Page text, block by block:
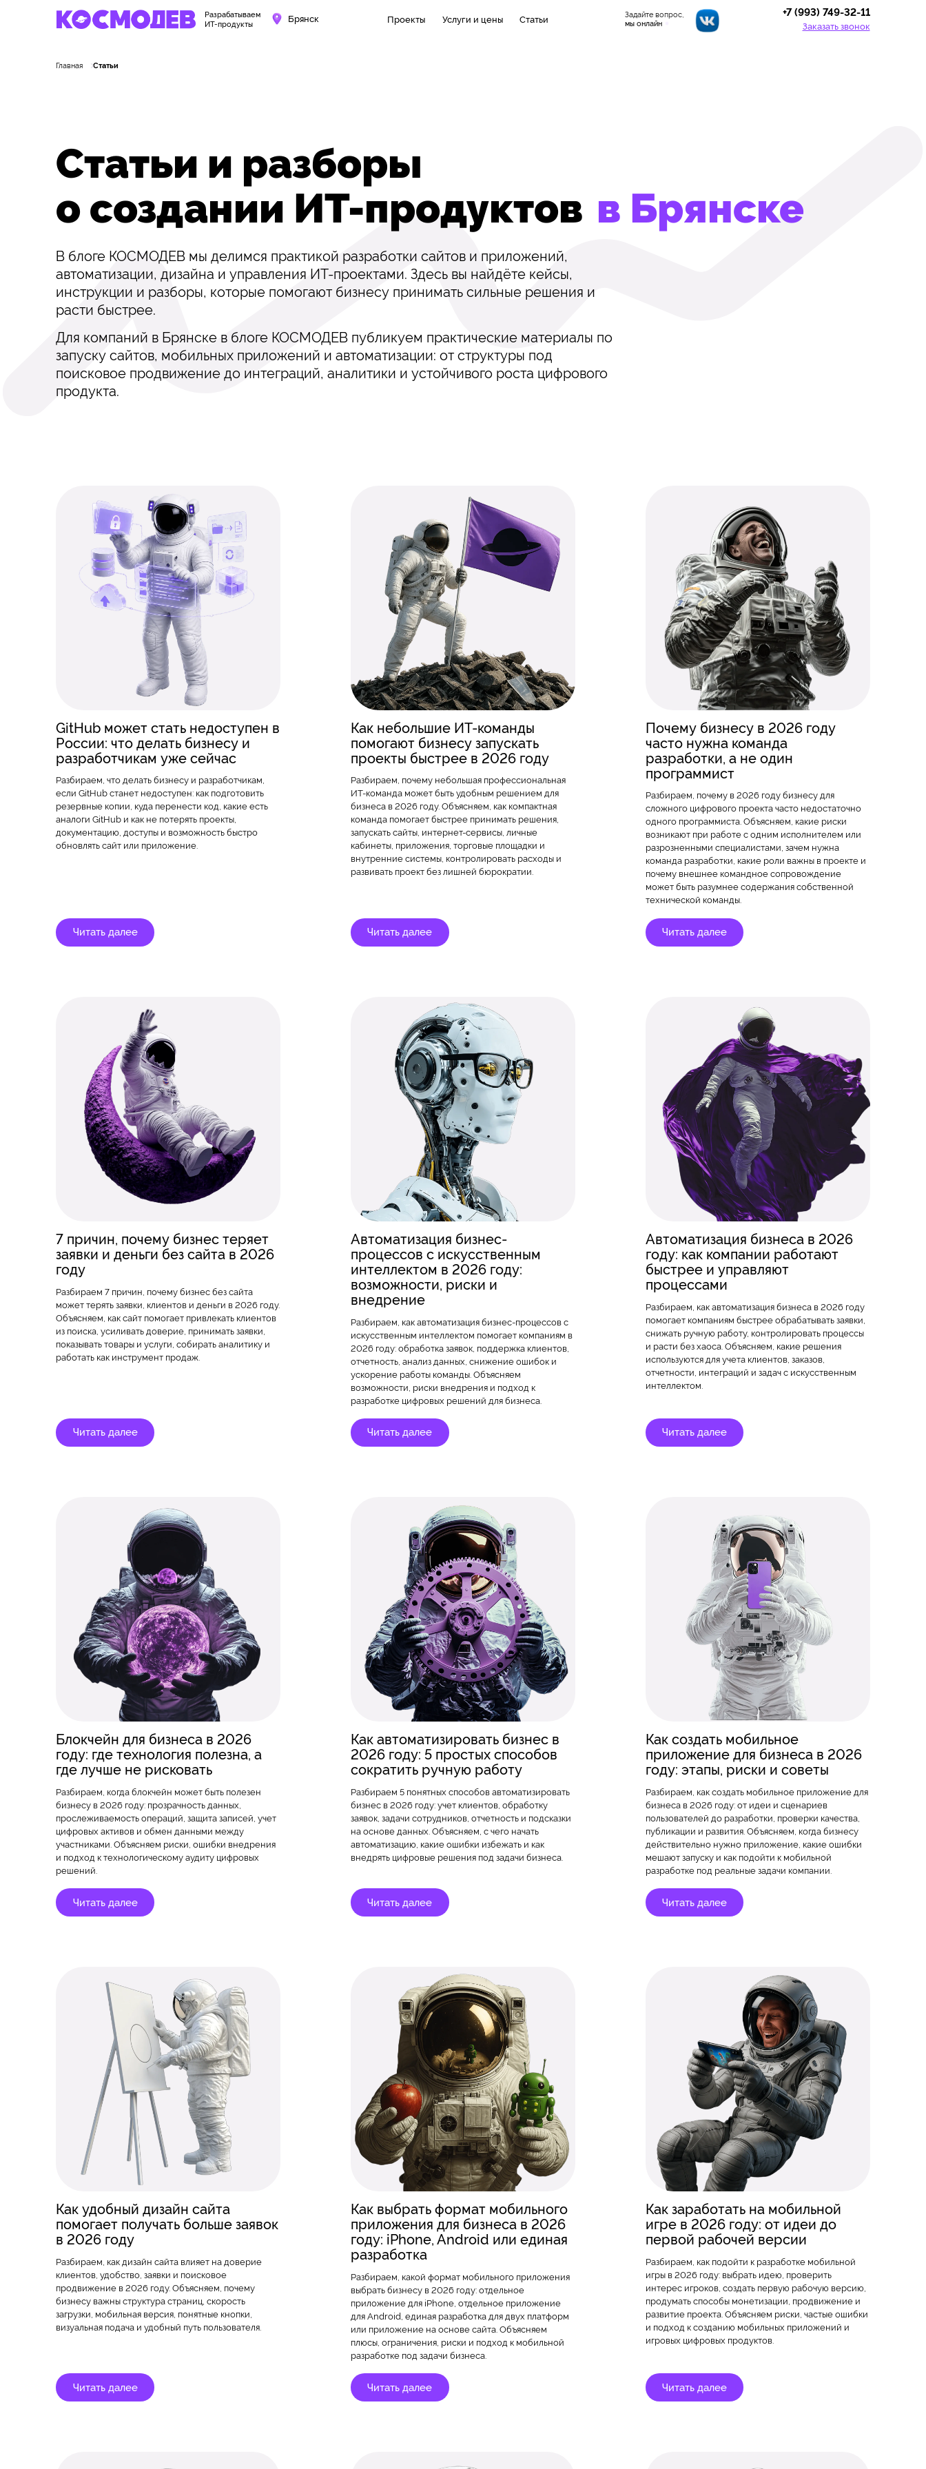
Разрабатываем
ИТ-продукты
Брянск Проекты Услуги и цены Статьи
+7 (993) 749-32-11
Заказать звонок
Задайте вопрос,
мы онлайн
Главная Статьи
Статьи и разборы
о создании ИТ-продуктов в Брянске
В блоге КОСМОДЕВ мы делимся практикой разработки сайтов и приложений,
автоматизации, дизайна и управления ИТ-проектами. Здесь вы найдёте кейсы,
инструкции и разборы, которые помогают бизнесу принимать сильные решения и
расти быстрее.
Для компаний в Брянске в блоге КОСМОДЕВ публикуем практические материалы по
запуску сайтов, мобильных приложений и автоматизации: от структуры под
поисковое продвижение до интеграций, аналитики и устойчивого роста цифрового
продукта.
GitHub может стать недоступен в
России: что делать бизнесу и
разработчикам уже сейчас
Разбираем, что делать бизнесу и разработчикам,
если GitHub станет недоступен: как подготовить
резервные копии, куда перенести код, какие есть
аналоги GitHub и как не потерять проекты,
документацию, доступы и возможность быстро
обновлять сайт или приложение.
Читать далее
Как небольшие ИТ-команды
помогают бизнесу запускать
проекты быстрее в 2026 году
Разбираем, почему небольшая профессиональная
ИТ-команда может быть удобным решением для
бизнеса в 2026 году. Объясняем, как компактная
команда помогает быстрее принимать решения,
запускать сайты, интернет-сервисы, личные
кабинеты, приложения, торговые площадки и
внутренние системы, контролировать расходы и
развивать проект без лишней бюрократии.
Читать далее
Почему бизнесу в 2026 году
часто нужна команда
разработки, а не один
программист
Разбираем, почему в 2026 году бизнесу для
сложного цифрового проекта часто недостаточно
одного программиста. Объясняем, какие риски
возникают при работе с одним исполнителем или
разрозненными специалистами, зачем нужна
команда разработки, какие роли важны в проекте и
почему внешнее командное сопровождение
может быть разумнее содержания собственной
технической команды.
Читать далее
7 причин, почему бизнес теряет
заявки и деньги без сайта в 2026
году
Разбираем 7 причин, почему бизнес без сайта
может терять заявки, клиентов и деньги в 2026 году.
Объясняем, как сайт помогает привлекать клиентов
из поиска, усиливать доверие, принимать заявки,
показывать товары и услуги, собирать аналитику и
работать как инструмент продаж.
Читать далее
Автоматизация бизнес-
процессов с искусственным
интеллектом в 2026 году:
возможности, риски и
внедрение
Разбираем, как автоматизация бизнес-процессов с
искусственным интеллектом помогает компаниям в
2026 году: обработка заявок, поддержка клиентов,
отчетность, анализ данных, снижение ошибок и
ускорение работы команды. Объясняем
возможности, риски внедрения и подход к
разработке цифровых решений для бизнеса.
Читать далее
Автоматизация бизнеса в 2026
году: как компании работают
быстрее и управляют
процессами
Разбираем, как автоматизация бизнеса в 2026 году
помогает компаниям быстрее обрабатывать заявки,
снижать ручную работу, контролировать процессы
и расти без хаоса. Объясняем, какие решения
используются для учета клиентов, заказов,
отчетности, интеграций и задач с искусственным
интеллектом.
Читать далее
Блокчейн для бизнеса в 2026
году: где технология полезна, а
где лучше не рисковать
Разбираем, когда блокчейн может быть полезен
бизнесу в 2026 году: прозрачность данных,
прослеживаемость операций, защита записей, учет
цифровых активов и обмен данными между
участниками. Объясняем риски, ошибки внедрения
и подход к технологическому аудиту цифровых
решений.
Читать далее
Как автоматизировать бизнес в
2026 году: 5 простых способов
сократить ручную работу
Разбираем 5 понятных способов автоматизировать
бизнес в 2026 году: учет клиентов, обработку
заявок, задачи сотрудников, отчетность и подсказки
на основе данных. Объясняем, с чего начать
автоматизацию, какие ошибки избежать и как
внедрять цифровые решения под задачи бизнеса.
Читать далее
Как создать мобильное
приложение для бизнеса в 2026
году: этапы, риски и советы
Разбираем, как создать мобильное приложение для
бизнеса в 2026 году: от идеи и сценариев
пользователей до разработки, проверки качества,
публикации и развития. Объясняем, когда бизнесу
действительно нужно приложение, какие ошибки
мешают запуску и как подойти к мобильной
разработке под реальные задачи компании.
Читать далее
Как удобный дизайн сайта
помогает получать больше заявок
в 2026 году
Разбираем, как дизайн сайта влияет на доверие
клиентов, удобство, заявки и поисковое
продвижение в 2026 году. Объясняем, почему
бизнесу важны структура страниц, скорость
загрузки, мобильная версия, понятные кнопки,
визуальная подача и удобный путь пользователя.
Читать далее
Как выбрать формат мобильного
приложения для бизнеса в 2026
году: iPhone, Android или единая
разработка
Разбираем, какой формат мобильного приложения
выбрать бизнесу в 2026 году: отдельное
приложение для iPhone, отдельное приложение
для Android, единая разработка для двух платформ
или приложение на основе сайта. Объясняем
плюсы, ограничения, риски и подход к мобильной
разработке под задачи бизнеса.
Читать далее
Как заработать на мобильной
игре в 2026 году: от идеи до
первой рабочей версии
Разбираем, как подойти к разработке мобильной
игры в 2026 году: выбрать идею, проверить
интерес игроков, создать первую рабочую версию,
продумать способы монетизации, продвижение и
развитие проекта. Объясняем риски, частые ошибки
и подход к созданию мобильных приложений и
игровых цифровых продуктов.
Читать далее